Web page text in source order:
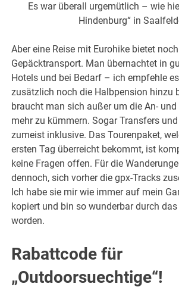
Es war überall urgemütlich – wie
Hindenburg“ in
Aber eine Reise mit Eurohike bietet
Gepäcktransport. Man übernachtet in
Hotels und bei Bedarf – ich empfehle
zusätzlich noch die Halbpension hinzu
braucht man sich außer um die An-
mehr zu kümmern. Sogar Transfers
zumeist inklusive. Das Tourenpaket,
ersten Tag überreicht bekommt, ist
keine Fragen offen. Für die
dennoch, sich vorher die gpx-Tracks
Ich habe sie mir wie immer auf mein
kopiert und bin so wunderbar durch
worden.
Rabattcode für
„Outdoorsuechtige“!